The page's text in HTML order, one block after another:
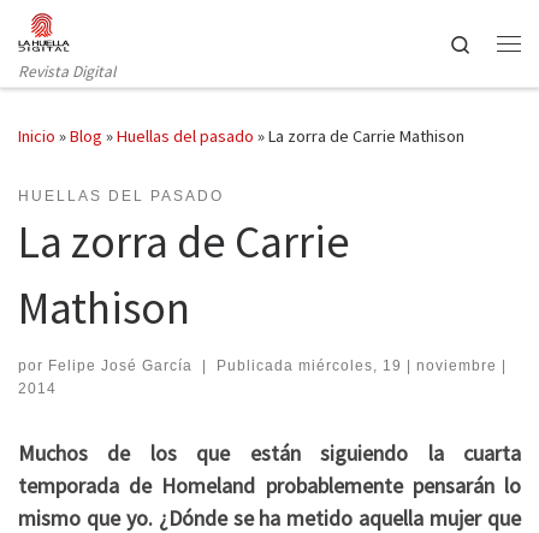
Saltar al contenido
Revista Digital
Search
Inicio »Blog »Huellas del pasado »La zorra de Carrie Mathison
HUELLAS DEL PASADO
La zorra de Carrie
Mathison
por Felipe José García | Publicada miércoles, 19 | noviembre |
2014
Muchos de los que están siguiendo la cuarta
temporada de Homeland probablemente pensarán lo
mismo que yo. ¿Dónde se ha metido aquella mujer que